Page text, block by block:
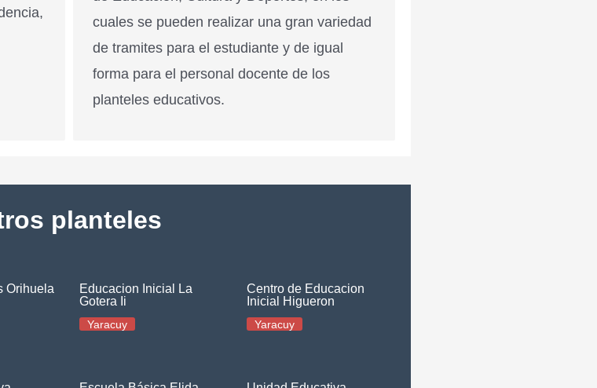
cuales se pueden realizar una gran variedad
de tramites para el estudiante y de igual
forma para el personal docente de los
planteles educativos.
planteles
Orihuela
Educacion Inicial La
Gotera Ii
Yaracuy
Centro de Educacion
Inicial Higueron
Yaracuy